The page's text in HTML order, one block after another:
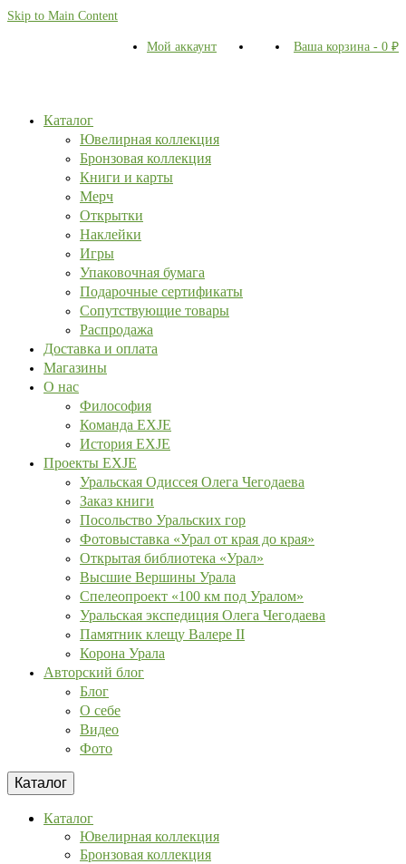
Skip to Main Content
Мой аккаунт Ваша корзина - 0 ₽
Каталог
Ювелирная коллекция
Бронзовая коллекция
Книги и карты
Мерч
Открытки
Наклейки
Игры
Упаковочная бумага
Подарочные сертификаты
Сопутствующие товары
Распродажа
Доставка и оплата
Магазины
О нас
Философия
Команда EXJE
История EXJE
Проекты EXJE
Уральская Одиссея Олега Чегодаева
Заказ книги
Посольство Уральских гор
Фотовыставка «Урал от края до края»
Открытая библиотека «Урал»
Высшие Вершины Урала
Спелеопроект «100 км под Уралом»
Уральская экспедиция Олега Чегодаева
Памятник клещу Валере II
Корона Урала
Авторский блог
Блог
О себе
Видео
Фото
Каталог
Каталог
Ювелирная коллекция
Бронзовая коллекция